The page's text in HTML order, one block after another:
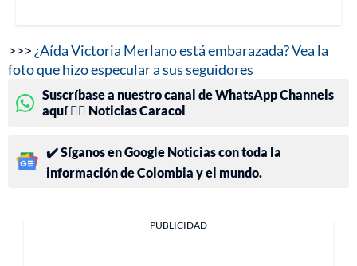
>>> ¿Aída Victoria Merlano está embarazada? Vea la
foto que hizo especular a sus seguidores
Suscríbase a nuestro canal de WhatsApp Channels
aquí 👉🏻 Noticias Caracol
✔️ Síganos en Google Noticias con toda la
información de Colombia y el mundo.
PUBLICIDAD